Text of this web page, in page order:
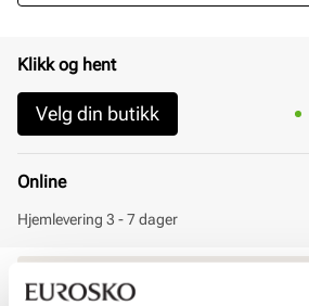
Klikk og hent
Velg din butikk
Online
Hjemlevering 3 - 7 dager